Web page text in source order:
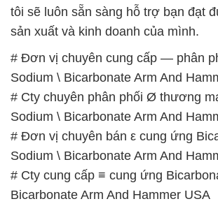
tôi sẽ luôn sẵn sàng hỗ trợ bạn đạt
sản xuất và kinh doanh của mình.
# Đơn vị chuyên cung cấp — phân
Sodium \ Bicarbonate Arm And
# Cty chuyên phân phối Ø thương
Sodium \ Bicarbonate Arm And
# Đơn vị chuyên bán ε cung ứng
Sodium \ Bicarbonate Arm And
# Cty cung cấp ≡ cung ứng
Bicarbonate Arm And Hammer USA